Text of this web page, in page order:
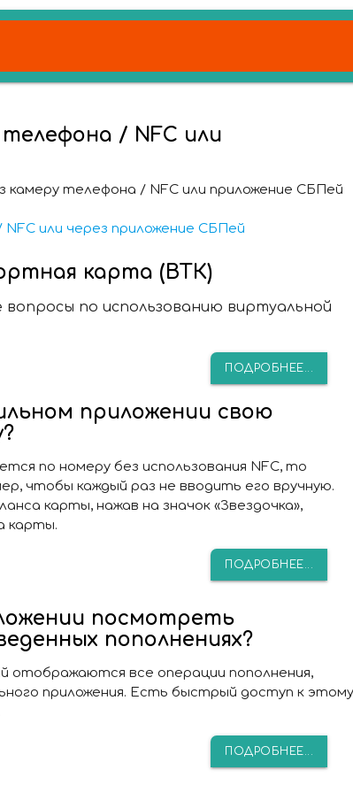
/ NFC или
камеру телефона / NFC или приложение СБПей
или через приложение СБПей
карта (ВТК)
по использованию виртуальной
ПОДРОБНЕЕ...
приложении свою
по номеру без использования NFC, то
чтобы каждый раз не вводить его вручную.
карты, нажав на значок «Звездочка»,
карты.
ПОДРОБНЕЕ...
посмотреть
пополнениях?
отображаются все операции пополнения,
приложения. Есть быстрый доступ к этому
ПОДРОБНЕЕ...